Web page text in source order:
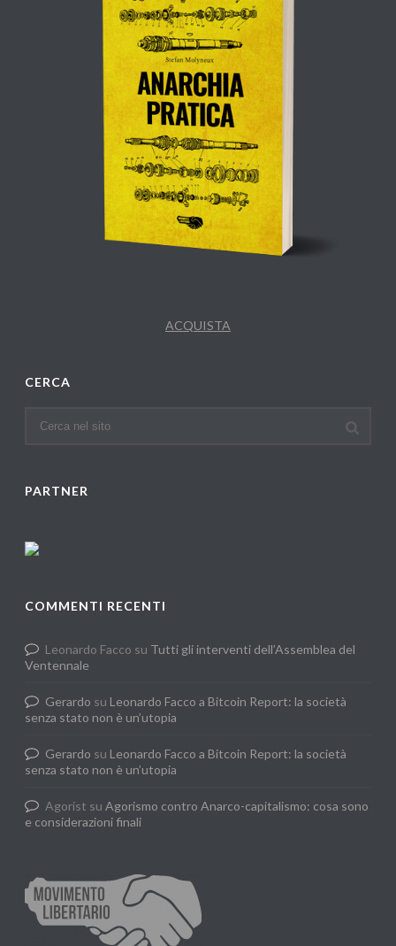
ACQUISTA
CERCA
PARTNER
COMMENTI RECENTI
Leonardo Facco su Tutti gli interventi dell’Assemblea del
Ventennale
Gerardo su Leonardo Facco a Bitcoin Report: la società
senza stato non è un’utopia
Gerardo su Leonardo Facco a Bitcoin Report: la società
senza stato non è un’utopia
Agorist suAgorismo contro Anarco-capitalismo: cosa sono
e considerazioni finali